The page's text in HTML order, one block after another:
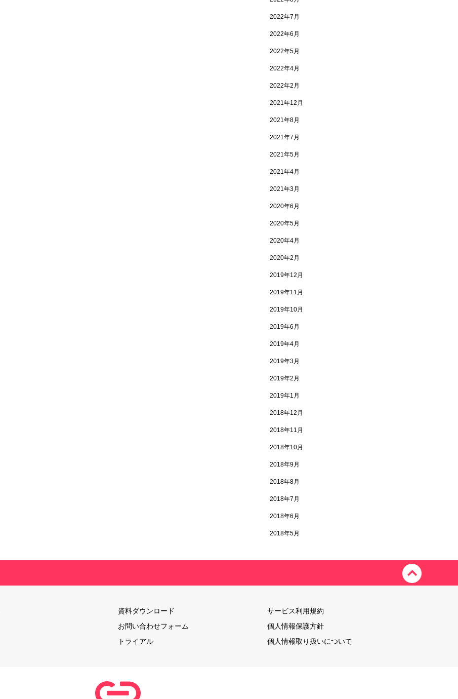
2022年7月
2022年6月
2022年5月
2022年4月
2022年2月
2021年12月
2021年8月
2021年7月
2021年5月
2021年4月
2021年3月
2020年6月
2020年5月
2020年4月
2020年2月
2019年12月
2019年11月
2019年10月
2019年6月
2019年4月
2019年3月
2019年2月
2019年1月
2018年12月
2018年11月
2018年10月
2018年9月
2018年8月
2018年7月
2018年6月
2018年5月
資料ダウンロード
お問い合わせフォーム
トライアル
サービス利用規約
個人情報保護方針
個人情報取り扱いについて